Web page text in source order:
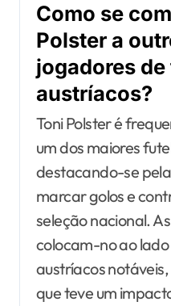
Como se
Polster a
jogadores
austríacos?
Toni Polster é
um dos maiores
destacando-se
marcar golos e
seleção nacional.
colocam-no ao
austríacos
que teve um